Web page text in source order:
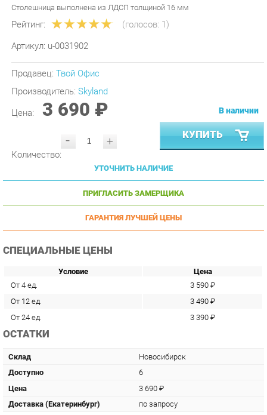
Рейтинг: (голосов:1)
Артикул: u-0031902
Продавец:
Производитель:Skyland
Цена: 3 690 ₽
-
УТОЧНИТЬ НАЛИЧИЕ
ПРИГЛАСИТЬ ЗАМЕРЩИКА
ГАРАНТИЯ ЛУЧШЕЙ ЦЕНЫ
СПЕЦИАЛЬНЫЕ ЦЕНЫ
От 4 ед.
3 490 ₽
От 24 ед.
3 390 ₽
ОСТАТКИ
Цена
3 690 ₽
Доставка (Екатеринбург)
по запросу
Склад
Ростов-на-Дону
Доступно